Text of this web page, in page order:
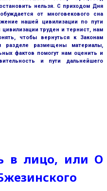
нельзя. С приходом Дня
от многовекового сна
нашей цивилизации по пути
труден и тернист, нам
чтобы вернуться к Законам
разделе размещены материалы,
фактов помогут нам оценить и
и пути дальнейшего
в лицо, или О